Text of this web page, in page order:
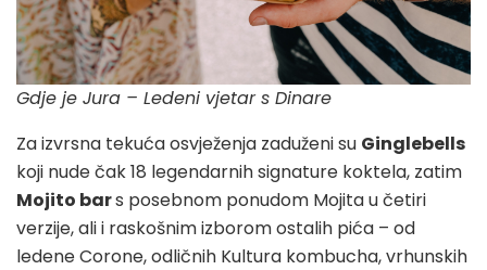
Gdje je Jura – Ledeni vjetar s Dinare
Za izvrsna tekuća osvježenja zaduženi su Ginglebells
koji nude čak 18 legendarnih signature koktela, zatim
Mojito bars posebnom ponudom Mojita u četiri
verzije, ali i raskošnim izborom ostalih pića – od
ledene Corone, odličnih Kultura kombucha, vrhunskih